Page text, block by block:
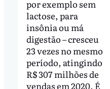
por exemplo sem
lactose, para
insônia ou má
digestão – cresceu
23 vezes no mesmo
período, atingindo
R$ 307 milhões de
vendas em 2020. É